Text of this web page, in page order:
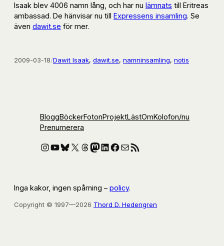
Isaak blev 4006 namn lång, och har nu lämnats till Eritreas
ambassad. De hänvisar nu till Expressens insamling. Se
även dawit.se för mer.
2009-03-18/Dawit Isaak, dawit.se, namninsamling, notis
BloggBöckerFotonProjektLästOmKolofon/nu
Prenumerera
Instagram
YouTube
Bluesky
X Threads
Mastodon
LinkedIn
Facebook
E-postRSS-flöde
Inga kakor, ingen spårning – policy.
Copyright © 1997—2026 Thord D. Hedengren